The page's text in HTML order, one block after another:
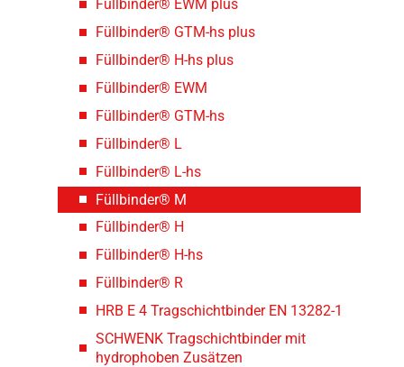
Füllbinder® EWM plus
Füllbinder® GTM-hs plus
Füllbinder® H-hs plus
Füllbinder® EWM
Füllbinder® GTM-hs
Füllbinder® L
Füllbinder® L-hs
Füllbinder® M
Füllbinder® H
Füllbinder® H-hs
Füllbinder® R
HRB E 4 Tragschichtbinder EN 13282-1
SCHWENK Tragschichtbinder mit
hydrophoben Zusätzen